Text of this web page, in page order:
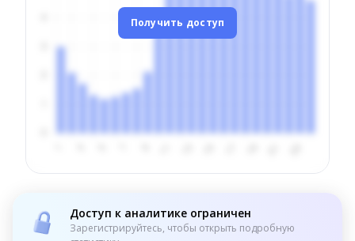
Получить доступ
Доступ к аналитике ограничен
Зарегистрируйтесь, чтобы открыть подробную